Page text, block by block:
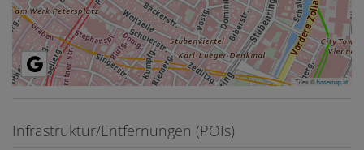
Tiles ©basemap.at
Infrastruktur/Entfernungen (POIs)